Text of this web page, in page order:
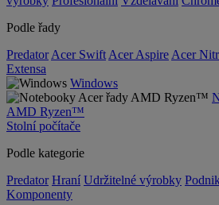
Podle řady
Predator Acer Swift Acer Aspire Acer
Extensa
Windows
AMD Ryzen™
Stolní počítače
Podle kategorie
Predator Hraní Udržitelné výrobky
Komponenty